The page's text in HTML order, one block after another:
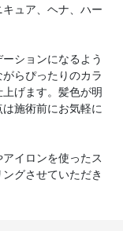
ュア、ヘナ、ハー
ションになるよう
らぴったりのカラ
げます。髪色が明
施術前にお気軽に
イロンを使ったス
グさせていただき